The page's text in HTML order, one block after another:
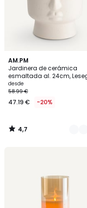
AM.PM
Jardinera de cerámica
esmaltada al. 24cm,
desde
58.99 €
47.19 € -20%
4,7
/ 5
5
Colores
4,7
/